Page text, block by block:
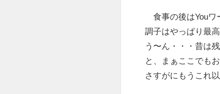
食事の後はYouワ
調子はやっぱり最
う〜ん・・・昔は
と、まぁここでも
さすがにもうこれ